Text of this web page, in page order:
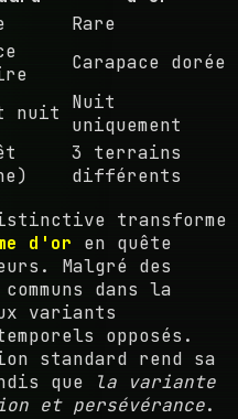
Rare
Carapace dorée
nuit
Nuit
uniquement
3 terrains
différents
transforme
d'or en quête
Malgré des
dans la
variants
opposés.
standard rend sa
que
la variante
et persévérance.